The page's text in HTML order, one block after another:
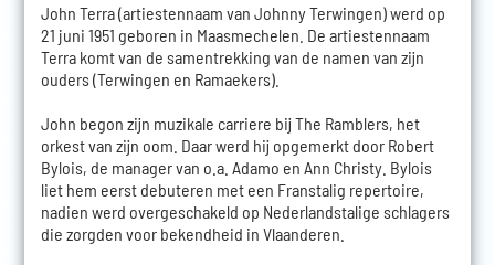
John Terra (artiestennaam van Johnny Terwingen) werd op
21 juni 1951 geboren in Maasmechelen. De artiestennaam
Terra komt van de samentrekking van de namen van zijn
ouders (Terwingen en Ramaekers).
John begon zijn muzikale carriere bij The Ramblers, het
orkest van zijn oom. Daar werd hij opgemerkt door Robert
Bylois, de manager van o.a. Adamo en Ann Christy. Bylois
liet hem eerst debuteren met een Franstalig repertoire,
nadien werd overgeschakeld op Nederlandstalige schlagers
die zorgden voor bekendheid in Vlaanderen.